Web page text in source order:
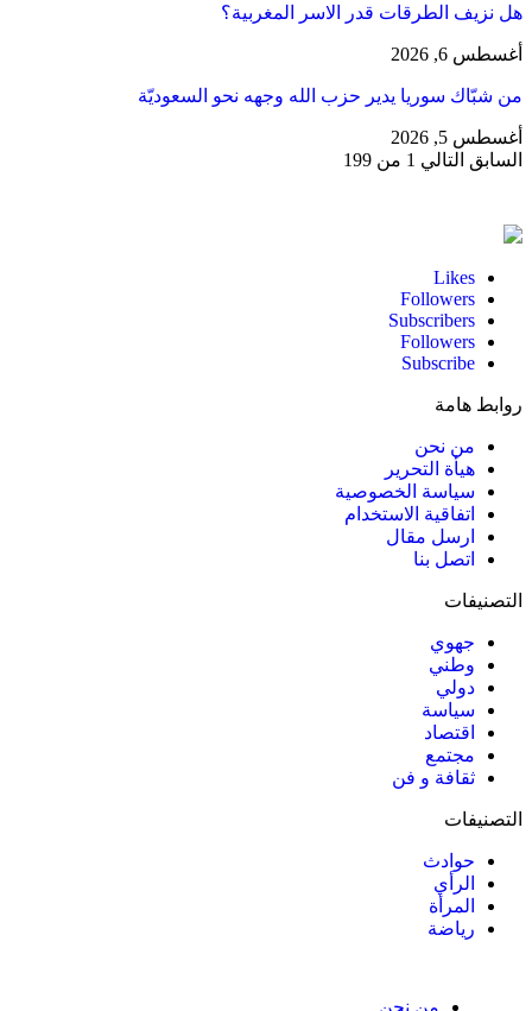
هل نزيف الطرقات قدر الاسر المغربية؟
أغسطس 6, 2026
من شبّاك سوريا يدير حزب الله وجهه نحو السعوديّة
أغسطس 5, 2026
السابق التالي 1 من 199
Likes
Followers
Subscribers
Followers
Subscribe
روابط هامة
من نحن
هيأة التحرير
سياسة الخصوصية
اتفاقية الاستخدام
ارسل مقال
اتصل بنا
التصنيفات
جهوي
وطني
دولي
سياسة
اقتصاد
مجتمع
ثقافة و فن
التصنيفات
حوادث
الرأي
المرأة
رياضة
من نحن